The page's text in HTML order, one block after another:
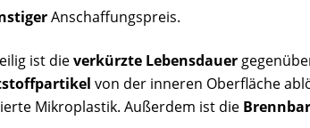
Anschaffungspreis.
ist dieverkürzte Lebensdauer
von der inneren Oberfläche
Mikroplastik. Außerdem ist die